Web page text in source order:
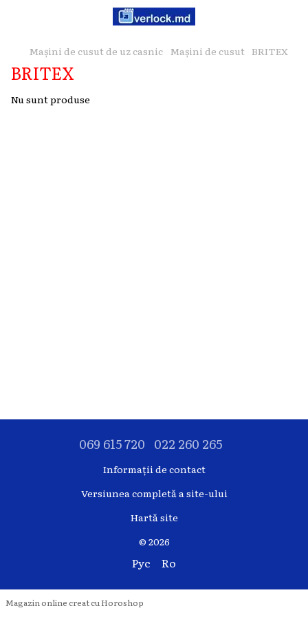
Mașini de cusut de uz casnic Mașini de cusut BRITEX
BRITEX
Nu sunt produse
069 615 720 022 260 265
Informații de contact
Versiunea completă a site-ului
Hartă site
© 2026
Рус Ro
Magazin online creat cu Horoshop